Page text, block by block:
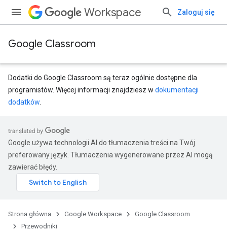
Workspace Zaloguj się
Google Classroom
Dodatki do Google Classroom są teraz ogólnie dostępne dla
programistów. Więcej informacji znajdziesz w dokumentacji
dodatków
Google używa technologii AI do tłumaczenia treści na Twój
preferowany język. Tłumaczenia wygenerowane przez AI mogą
zawierać błędy.
Strona główna Google Workspace
Google Classroom
Przewodniki